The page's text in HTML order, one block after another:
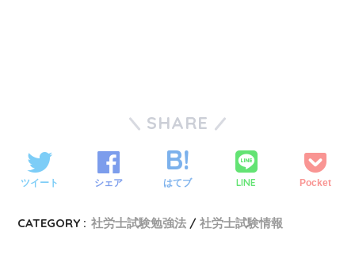
SHARE
ツイート シェア はてブ LINE Pocket
CATEGORY : 社労士試験勉強法 社労士試験情報